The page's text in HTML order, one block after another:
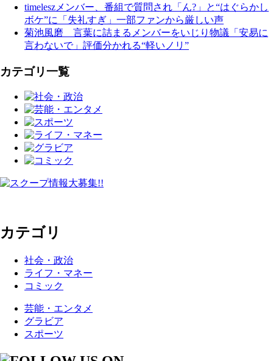
timeleszメンバー、番組で質問され「ん?」と“はぐらかし
ボケ”に「失礼すぎ」一部ファンから厳しい声
菊池風磨 言葉に詰まるメンバーをいじり物議「安易に
言わないで」評価分かれる“軽いノリ”
カテゴリ一覧
カテゴリ
社会・政治
ライフ・マネー
コミック
芸能・エンタメ
グラビア
スポーツ